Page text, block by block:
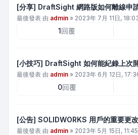
[分享] DraftSight 網路版如何離線申
最後發表 由 admin » 2023年 7月 11日,
1回覆
[小技巧] DraftSight 如何能紀錄上次
最後發表 由 admin » 2023年 6月 12日,
0回覆
[公告] SOLIDWORKS 用戶的重要更
最後發表 由 admin » 2023年 5月 15日, 11:45